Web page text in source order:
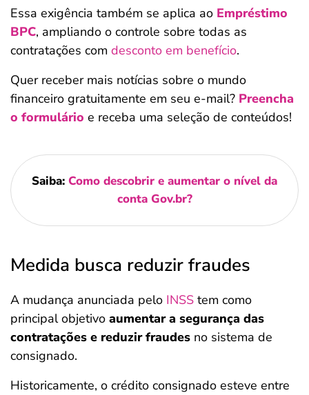
Essa exigência também se aplica ao Empréstimo
BPC, ampliando o controle sobre todas as
contratações com desconto em benefício.
Quer receber mais notícias sobre o mundo
financeiro gratuitamente em seu e-mail? Preencha
o formulário e receba uma seleção de conteúdos!
Saiba: Como descobrir e aumentar o nível da
conta Gov.br?
Medida busca reduzir fraudes
A mudança anunciada pelo INSS tem como
principal objetivo aumentar a segurança das
contratações e reduzir fraudes no sistema de
consignado.
Historicamente, o crédito consignado esteve entre